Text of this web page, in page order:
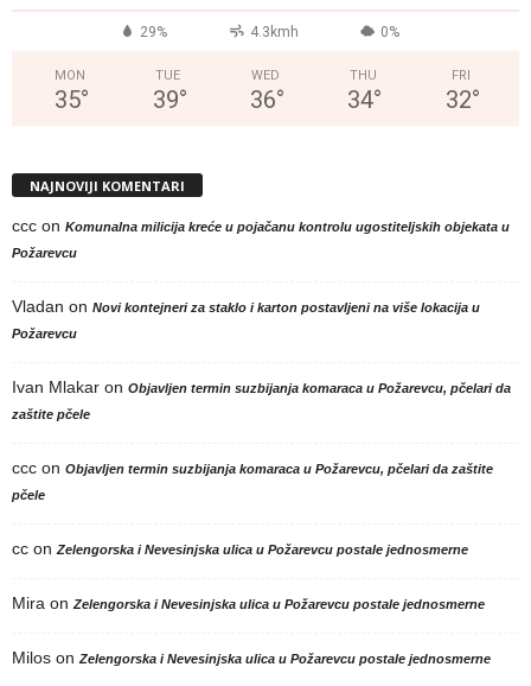
29% 4.3kmh 0%
MON
35°
TUE
39°
WED
36°
THU
34°
FRI
32°
NAJNOVIJI KOMENTARI
ccc on Komunalna milicija kreće u pojačanu kontrolu ugostiteljskih objekata u
Požarevcu
Vladan on Novi kontejneri za staklo i karton postavljeni na više lokacija u
Požarevcu
Ivan Mlakar on Objavljen termin suzbijanja komaraca u Požarevcu, pčelari da
zaštite pčele
ccc on Objavljen termin suzbijanja komaraca u Požarevcu, pčelari da zaštite
pčele
cc on Zelengorska i Nevesinjska ulica u Požarevcu postale jednosmerne
Mira on Zelengorska i Nevesinjska ulica u Požarevcu postale jednosmerne
Milos on Zelengorska i Nevesinjska ulica u Požarevcu postale jednosmerne